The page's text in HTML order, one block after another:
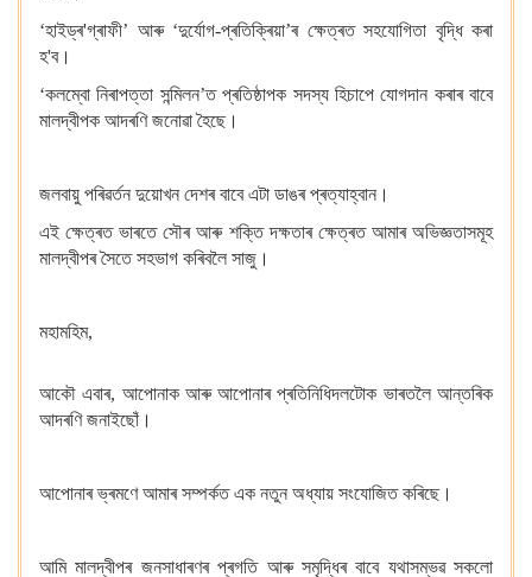
‘হাইড্ৰ'গ্ৰাফী’ আৰু ‘দুৰ্যোগ-প্ৰতিক্ৰিয়া’ৰ ক্ষেত্ৰত সহযোগিতা বৃদ্ধি কৰা
হ'ব।
‘কলম্বো নিৰাপত্তা সন্মিলন’ত প্ৰতিষ্ঠাপক সদস্য হিচাপে যোগদান কৰাৰ বাবে
মালদ্বীপক আদৰণি জনোৱা হৈছে।
জলবায়ু পৰিৱৰ্তন দুয়োখন দেশৰ বাবে এটা ডাঙৰ প্ৰত্যাহ্বান।
এই ক্ষেত্ৰত ভাৰতে সৌৰ আৰু শক্তি দক্ষতাৰ ক্ষেত্ৰত আমাৰ অভিজ্ঞতাসমূহ
মালদ্বীপৰ সৈতে সহভাগ কৰিবলৈ সাজু।
মহামহিম,
আকৌ এবাৰ, আপোনাক আৰু আপোনাৰ প্ৰতিনিধিদলটোক ভাৰতলৈ আন্তৰিক
আদৰণি জনাইছোঁ।
আপোনাৰ ভ্ৰমণে আমাৰ সম্পৰ্কত এক নতুন অধ্যায় সংযোজিত কৰিছে।
আমি মালদ্বীপৰ জনসাধাৰণৰ প্ৰগতি আৰু সমৃদ্ধিৰ বাবে যথাসম্ভৱ সকলো